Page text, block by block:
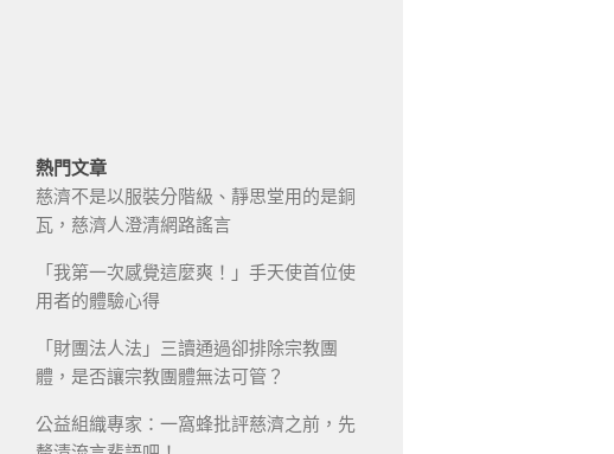
熱門文章
慈濟不是以服裝分階級、靜思堂用的是銅
瓦，慈濟人澄清網路謠言
「我第一次感覺這麼爽！」手天使首位使
用者的體驗心得
「財團法人法」三讀通過卻排除宗教團
體，是否讓宗教團體無法可管？
公益組織專家：一窩蜂批評慈濟之前，先